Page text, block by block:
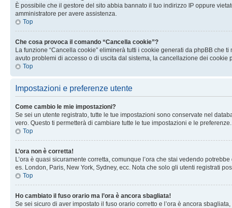
È possibile che il gestore del sito abbia bannato il tuo indirizzo IP oppure
amministratore per avere assistenza.
Top
Che cosa provoca il comando “Cancella cookie”?
La funzione “Cancella cookie” eliminerà tutti i cookie generati da phpBB che
avuto problemi di accesso o di uscita dal sistema, la cancellazione dei cookie
Top
Impostazioni e preferenze utente
Come cambio le mie impostazioni?
Se sei un utente registrato, tutte le tue impostazioni sono conservate nel
vero. Questo ti permetterà di cambiare tutte le tue impostazioni e le preferenze.
Top
L’ora non è corretta!
L’ora è quasi sicuramente corretta, comunque l’ora che stai vedendo
es. London, Paris, New York, Sydney, ecc. Nota che solo gli utenti registrati
Top
Ho cambiato il fuso orario ma l’ora è ancora sbagliata!
Se sei sicuro di aver impostato il fuso orario corretto e l’ora è ancora